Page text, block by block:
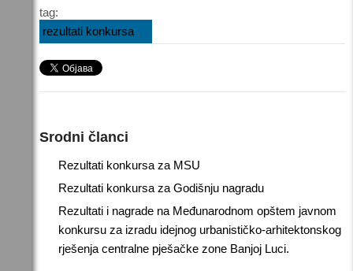
tag:
rezultati konkursa
Srodni članci
Rezultati konkursa za MSU
Rezultati konkursa za Godišnju nagradu
Rezultati i nagrade na Međunarodnom opštem javnom
konkursu za izradu idejnog urbanističko-arhitektonskog
rješenja centralne pješačke zone Banjoj Luci.